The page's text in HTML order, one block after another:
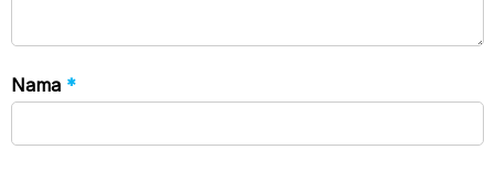
Nama *